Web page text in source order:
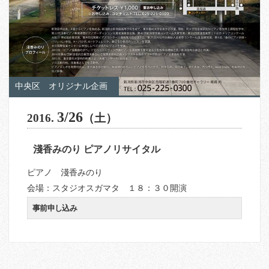
中央区 オリジナル企画
2016. 3/26 （土）
淺香みのり ピアノリサイタル
ピアノ 淺香みのり
会場：スタジオスガマタ １８：３０開演
事前申し込み